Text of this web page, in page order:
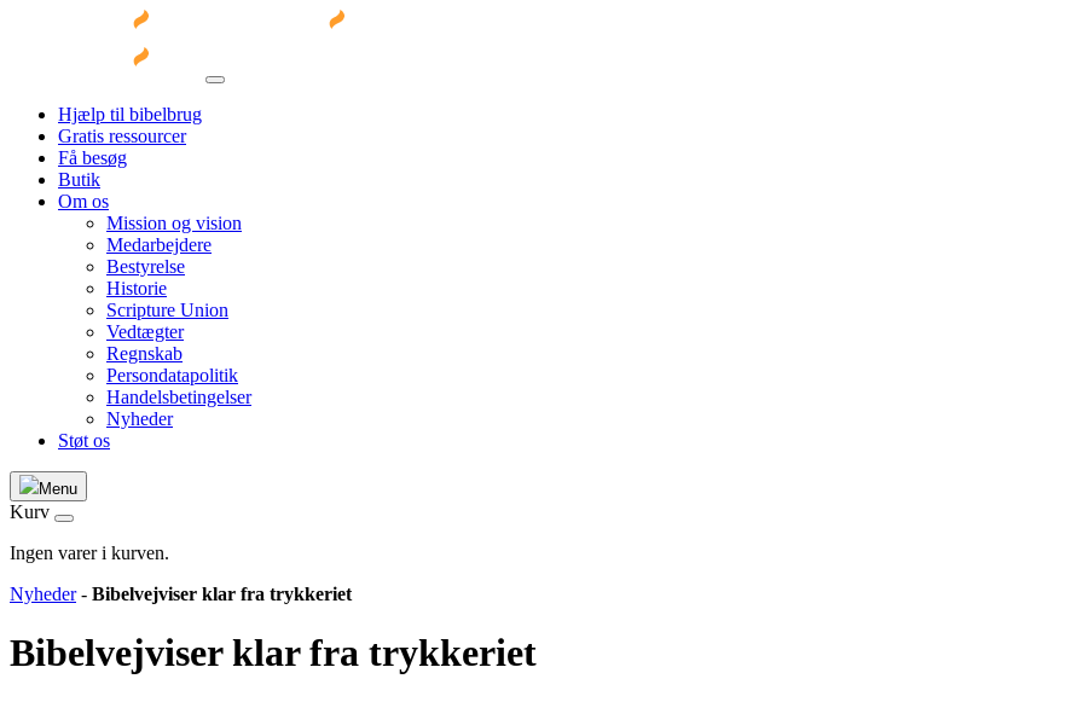
Hjælp til bibelbrug
Gratis ressourcer
Få besøg
Butik
Om os
Mission og vision
Medarbejdere
Bestyrelse
Historie
Scripture Union
Vedtægter
Regnskab
Persondatapolitik
Handelsbetingelser
Nyheder
Støt os
Menu
Kurv
Ingen varer i kurven.
Nyheder- Bibelvejviser klar fra trykkeriet
Bibelvejviser klar fra trykkeriet